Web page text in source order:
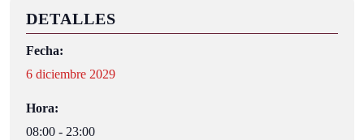
DETALLES
Fecha:
6 diciembre 2029
Hora:
08:00 - 23:00